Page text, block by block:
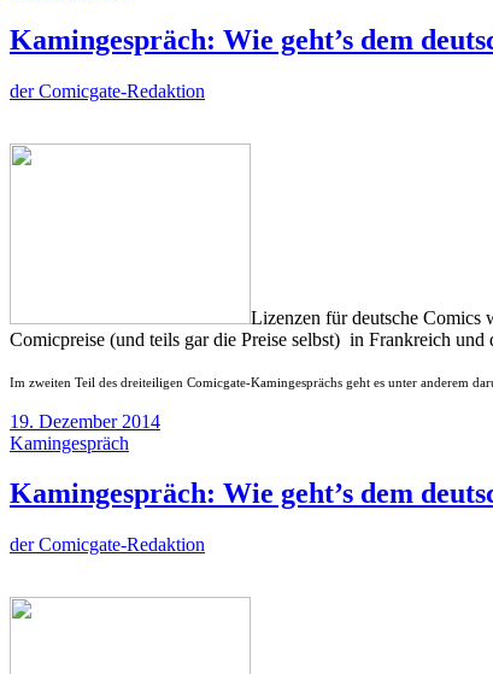
Kamingespräch: Wie geht’s dem
der Comicgate-Redaktion
Lizenzen für deutsche Comics
Comicpreise (und teils gar die Preise selbst) in Frankreich und
Im zweiten Teil des dreiteiligen Comicgate-Kamingesprächs geht es unter anderem
19. Dezember 2014
Kamingespräch
Kamingespräch: Wie geht’s dem
der Comicgate-Redaktion